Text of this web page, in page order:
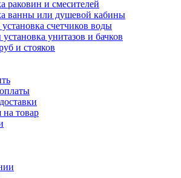
раковин и смесителей
ванны или душевой кабины
счетчиков воды
унитазов и бачков
и стояков
на товар